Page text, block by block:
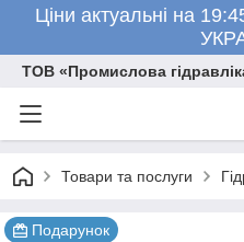
Ціни актуальні на
ТОВ «Промислова
Товари та послуги
Подарунок